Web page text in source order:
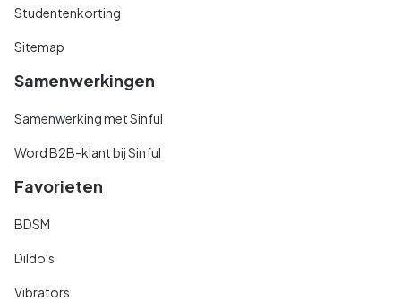
Studentenkorting
Sitemap
Samenwerkingen
Samenwerking met Sinful
Word B2B-klant bij Sinful
Favorieten
BDSM
Dildo's
Vibrators